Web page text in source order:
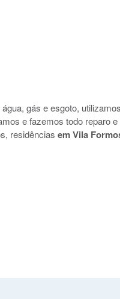
água, gás e esgoto,
e fazemos todo reparo
residências em Vila